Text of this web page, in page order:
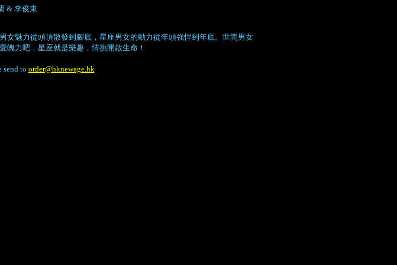
& 李俊東
女魅力從頭頂散發到腳底，星座男女的動力從年頭強悍到年底。世間男女
魄力吧，星座就是樂趣，情挑開啟生命！
send to order@hknewage.hk